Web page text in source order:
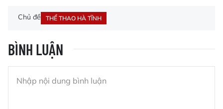
Chủ đề THỂ THAO HÀ TĨNH
BÌNH LUẬN